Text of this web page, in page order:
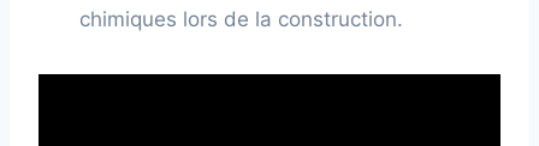
chimiques lors de la construction.